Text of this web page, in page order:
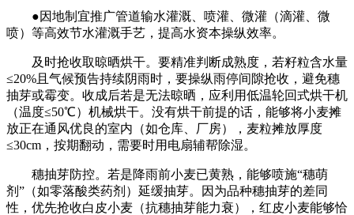
●因地制宜推广管道输水灌溉、喷灌、微灌（滴灌、微
喷）等高效节水灌溉手艺，提高水资本操纵效率。
及时抢收取晾晒烘干。要精准判断成熟度，若籽粒含水量
≤20%且气候预告持续阴雨时，要操纵雨停间隙抢收，避免穗
抽芽或霉变。收成后若是无法晾晒，应利用低温轮回式烘干机
（温度≤50℃）机械烘干。没有烘干前提的话，能够将小麦摊
放正在通风优良的室内（如仓库、厂房），麦粒摊放厚度
≤30cm，按期翻动，需要时用电扇辅帮除湿。
穗抽芽防控。若是降雨前小麦已黄熟，能够喷施“穗萌
剂”（如零落酸类药剂）延缓抽芽。因为品种穗抽芽的差同
性，优先抢收白皮小麦（抗穗抽芽能力衰），红皮小麦能够恰